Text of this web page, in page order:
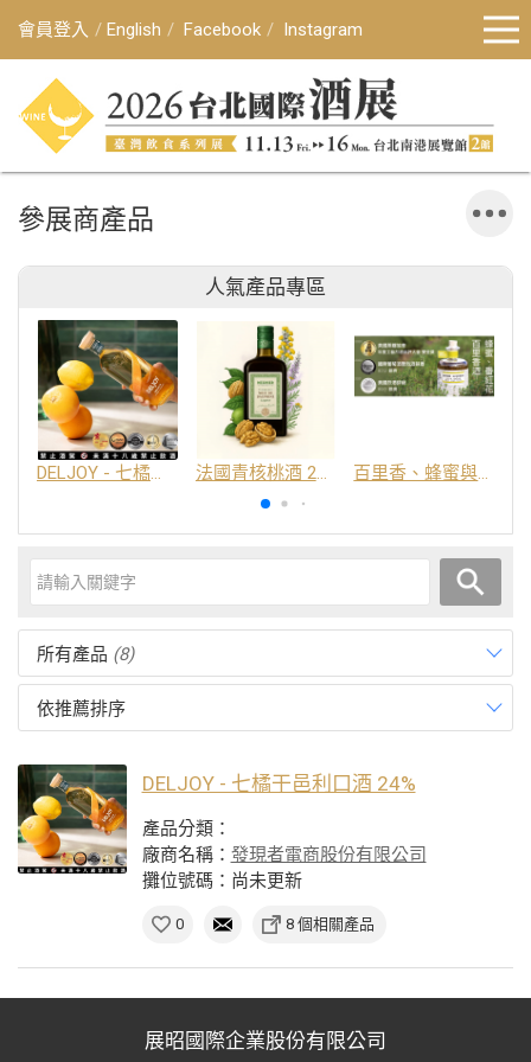
會員登入 English Facebook Instagram
參展商產品
人氣產品專區
DELJOY - 七橘干邑利口酒 24% 法國青核桃酒 25% 百里香、蜂蜜與番紅花酒
所有產品 (8)
依推薦排序
DELJOY - 七橘干邑利口酒 24%
產品分類：
廠商名稱： 發現者電商股份有限公司
攤位號碼：尚未更新
0 8 個相關產品
展昭國際企業股份有限公司